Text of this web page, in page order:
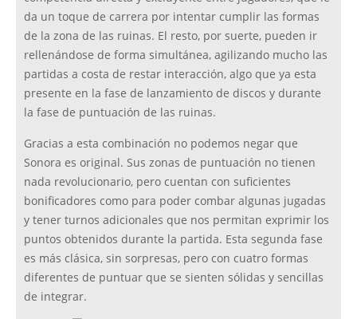
da un toque de carrera por intentar cumplir las formas
de la zona de las ruinas. El resto, por suerte, pueden ir
rellenándose de forma simultánea, agilizando mucho las
partidas a costa de restar interacción, algo que ya esta
presente en la fase de lanzamiento de discos y durante
la fase de puntuación de las ruinas.
Gracias a esta combinación no podemos negar que
Sonora es original. Sus zonas de puntuación no tienen
nada revolucionario, pero cuentan con suficientes
bonificadores como para poder combar algunas jugadas
y tener turnos adicionales que nos permitan exprimir los
puntos obtenidos durante la partida. Esta segunda fase
es más clásica, sin sorpresas, pero con cuatro formas
diferentes de puntuar que se sienten sólidas y sencillas
de integrar.